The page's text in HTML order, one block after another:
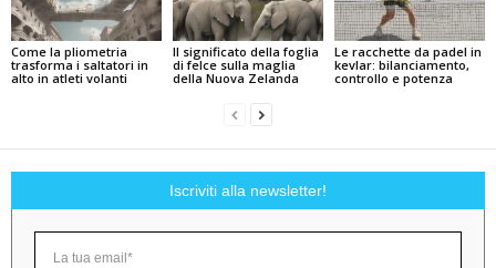
Come la pliometria
trasforma i saltatori in
alto in atleti volanti
Il significato della foglia
di felce sulla maglia
della Nuova Zelanda
Le racchette da padel in
kevlar: bilanciamento,
controllo e potenza
Iscriviti alla newsletter!